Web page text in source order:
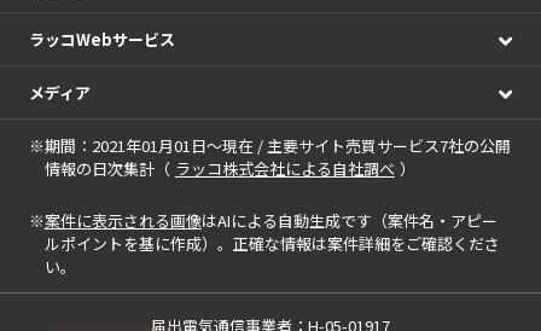
ラッコWebサービス
メディア
※期間：2021年01月01日～現在 / 主要サイト売買サービス7社の公開
情報の日次集計（ ラッコ株式会社による自社調べ ）
※案件に表示される画像はAIによる自動生成です（案件名・アピー
ルポイントを基に作成）。正確な情報は案件詳細をご確認くださ
い。
届出電気通信事業者：H-05-01917